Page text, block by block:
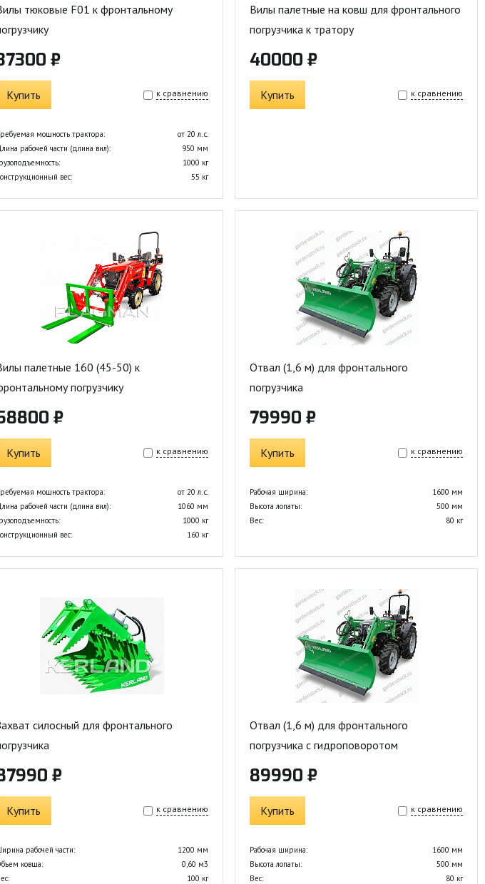
тюковые F01 к фронтальному
₽
Купить к сравнению
мощность трактора:
от 20 л. с.
рабочей части (длина вил):
950 мм
1000 кг
вес:
55 кг
Вилы палетные на ковш для фронтального
погрузчика к тратору
40000 ₽
Купить к сравнению
палетные 160 (45-50) к
погрузчику
₽
Купить к сравнению
мощность трактора:
от 20 л. с.
рабочей части (длина вил):
1060 мм
1000 кг
вес:
160 кг
Отвал (1,6 м) для фронтального
погрузчика
79990 ₽
Купить к сравнению
Рабочая ширина:
1600 мм
Высота лопаты:
500 мм
Вес:
80 кг
силосный для фронтального
₽
Купить к сравнению
рабочей части:
1200 мм
ковша:
0,60 м3
100 кг
Отвал (1,6 м) для фронтального
погрузчика с гидроповоротом
89990 ₽
Купить к сравнению
Рабочая ширина:
1600 мм
Высота лопаты:
500 мм
Вес:
80 кг